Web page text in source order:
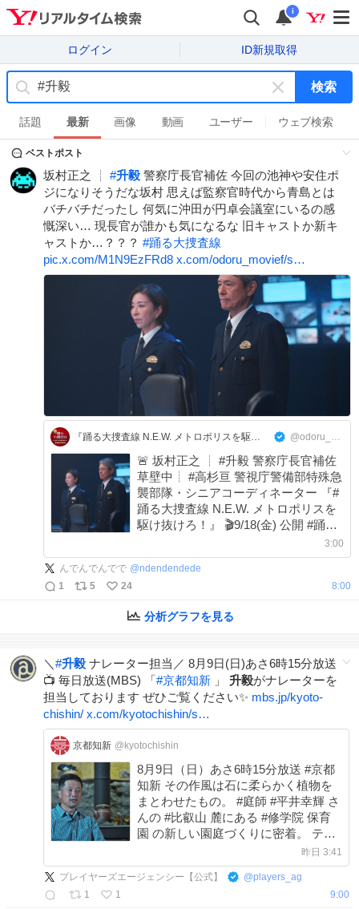
i
ログイン ID新規取得
キ
ー
ワ
ド
を
消
す
検索
話題 最新 画像 動画 ユーザー ウェブ検索
ベストポスト
坂村正之 ┊ #升毅 警察庁長官補佐 今回の池神や安住ポ
ジになりそうだな坂村 思えば監察官時代から青島とは
バチバチだったし 何気に沖田が円卓会議室にいるの感
慨深い… 現長官が誰かも気になるな 旧キャストか新キ
ャストか…？？？ #踊る大捜査線
pic.x.com/M1N9EzFRd8 x.com/odoru_movief/s…
『踊る大捜査線 N.E.W. メトロポリスを駆け抜けろ！』公式 @odoru_movief
🚨 坂村正之 ┊ #升毅 警察庁長官補佐
草壁中┊ #高杉亘 警視庁警備部特殊急
襲部隊・シニアコーディネーター 『#
踊る大捜査線 N.E.W. メトロポリスを
駆け抜けろ！』 🎬9/18(金) 公開 #踊る
3:00
んでんでんでで @ndendendede
1
5 24 8:00
分析グラフを見る
＼ #升毅 ナレーター担当／ 8月9日(日)あさ6時15分放送
📺 毎日放送(MBS) 「#京都知新 」 升毅がナレーターを
担当しております ぜひご覧ください✨ mbs.jp/kyoto-
chishin/ x.com/kyotochishin/s…
京都知新 @kyotochishin
8月9日（日）あさ6時15分放送 #京都
知新 その作風は石に柔らかく植物を
まとわせたもの。 #庭師 #平井幸輝 さ
んの #比叡山 麓にある #修学院 保育
園 の新しい園庭づくりに密着。 テー
マは 「 #里山 」 自然豊かなかつての
修学院を思わせる園庭… 1か月あまり
に及んだ平井さんの仕事を追います。
昨日 3:41
プレイヤーズエージェンシー【公式】 @players_ag
1
1 9:00